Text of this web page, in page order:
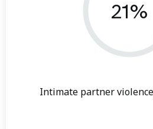
21%
Intimate partner